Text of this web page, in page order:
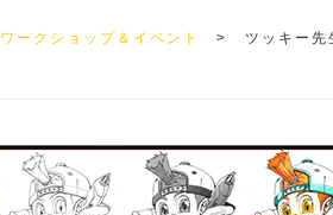
ワークショップ＆イベント > ツッキー